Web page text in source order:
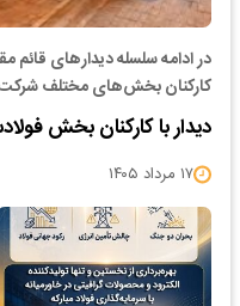
در ادامه سلسله دیدارهای قائم
کارکنان بخش‌های مختلف
دیدار با کارکنان بخش
۱۷ مرداد ۱۴۰۵